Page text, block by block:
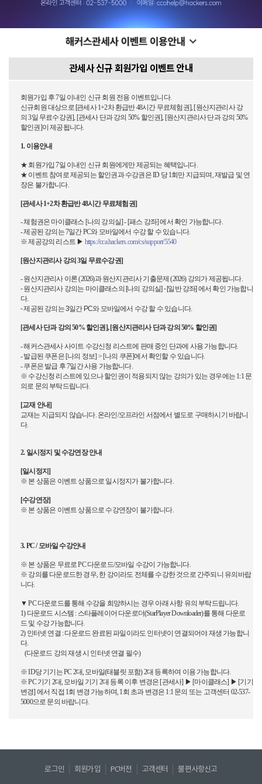
관세사 신규 회원가입 이벤트 안내
회원가입 후7일 이내인 신규 회원 전용 이벤트입니다.
신규회원 대상으로[관세사1+2차 환급반 48시간 무료체험권], [원산지관리사 강
의 3일 무료수강권], [관세사 단과 강의 50% 할인권], [원산지관리사 단과 강의 50%
할인권]이 제공됩니다.
1. 이용안내
★ 회원가입 7일 이내인 신규 회원에게만제공되는 혜택입니다.
★ 이벤트 참여로 제공되는 할인권과 수강권은ID 당1회만 지급되며,재발급 및 연
장은 불가합니다.
[관세사 1+2차 환급반 48시간 무료체험권]
- 체험권은 마이클래스 [나의 강의실] - [패스 강좌]에서 확인 가능합니다.
-제공된 강의는7일간 PC와 모바일에서 수강 할 수 있습니다.
※ 제공강의 리스트 ▶ https://cca.hackers.com/cs/support/5540
[원산지관리사 강의 3일 무료수강권]
-원산지관리사 이론 (2026)과 원산지관리사 기출문제 (2026) 강의가 제공됩니다.
- 원산지관리사 강의는 마이클래스의 [나의 강의실] - [일반 강좌] 에서 확인 가능합니
다.
- 제공된 강의는 3일간 PC와 모바일에서 수강 할 수 있습니다.
[관세사 단과 강의 50% 할인권], [원산지관리사 단과 강의 50% 할인권]
- 해커스관세사 사이트 수강신청 리스트에 판매 중인 단과에 사용 가능합니다.
-발급된 쿠폰은[나의 정보] > [나의 쿠폰]에서 확인할 수 있습니다.
-쿠폰은 발급 후7일간사용 가능합니다.
※ 수강신청 리스트에 있으나 할인권이 적용되지 않는 강의가 있는 경우에는 1:1 문
의로 문의 부탁드립니다.
[교재 안내]
교재는 지급되지 않습니다. 온라인/오프라인 서점에서 별도로 구매하시기 바랍니
다.
2. 일시정지 및 수강연장 안내
[일시정지]
※ 본 상품은 이벤트상품으로 일시정지가 불가합니다.
[수강연장]
※ 본 상품은 이벤트상품으로 수강연장이 불가합니다.
3. PC /모바일 수강안내
※ 본 상품은 무료로PC다운로드/모바일 수강이 가능합니다.
※ 강의를 다운로드한경우, 한 강이라도 전체를 수강한 것으로 간주되니 유의바랍
니다.
▼ PC다운로드를 통해 수강을 희망하시는 경우 아래 사항 유의 부탁드립니다.
1) 다운로드 시스템 : 스타플레이어 다운로더(StarPlayer Downloader)를 통해 다운로
드 및 수강가능합니다.
2) 인터넷 연결 :다운로드 완료된 파일이라도 인터넷이 연결되어야재생 가능합니
다.
(다운로드 강의 재생시 인터넷 연결 필수)
※ID당 기기는PC 2대, 모바일(태블릿 포함) 2대 등록하여 이용 가능합니다.
※PC기기 2대, 모바일 기기 2대 등록 이후 변경은 [관세사] ▶ [마이클래스] ▶ [기기
변경] 에서 직접 1회 변경 가능하며, 1회 초과 변경은 1:1 문의 또는 고객센터 02-537-
5000으로 문의 바랍니다.
로그인 회원가입 PC버전 고객센터 불편사항신고